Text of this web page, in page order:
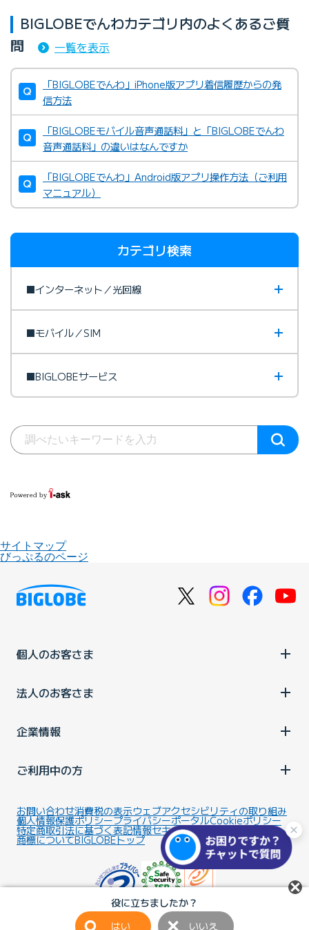
役に立ちましたか？
はい
いいえ
BIGLOBEでんわカテゴリ内のよくあるご質
問
一覧を表示
「BIGLOBEでんわ」iPhone版アプリ着信履歴からの発
信方法
「BIGLOBEモバイル音声通話料」と「BIGLOBEでんわ
音声通話料」の違いはなんですか
「BIGLOBEでんわ」Android版アプリ操作方法（ご利用
マニュアル）
カテゴリ検索
■インターネット／光回線
■モバイル／SIM
■BIGLOBEサービス
サイトマップ
びっぷるのページ
個人のお客さま
法人のお客さま
企業情報
ご利用中の方
お問い合わせ消費税の表示ウェブアクセシビリティの取り組み
個人情報保護ポリシープライバシーポータルCookieポリシー
特定商取引法に基づく表記情報セキュリティ基本方針
商標についてBIGLOBEトップ